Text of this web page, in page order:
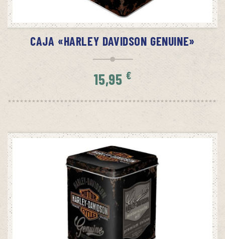
AVÍSAME CUANDO HAYA STOCK
CAJA «HARLEY DAVIDSON GENUINE»
15,95 €
SIN STOCK